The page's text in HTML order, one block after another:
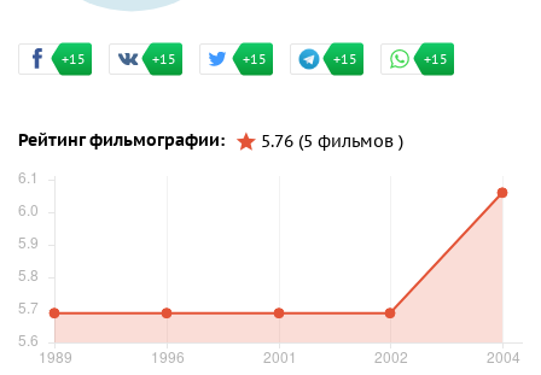
+15 +15 +15 +15 +15
Рейтинг фильмографии: 5.76 (5 фильмов )